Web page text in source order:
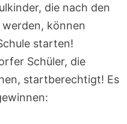
die nach den
können
starten!
Schüler, die
startberechtigt! Es